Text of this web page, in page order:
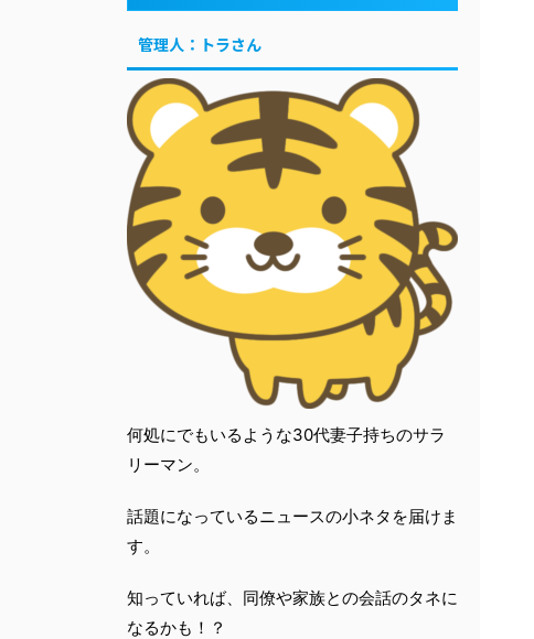
管理人：トラさん
何処にでもいるような30代妻子持ちのサラ
リーマン。
話題になっているニュースの小ネタを届けま
す。
知っていれば、同僚や家族との会話のタネに
なるかも！？